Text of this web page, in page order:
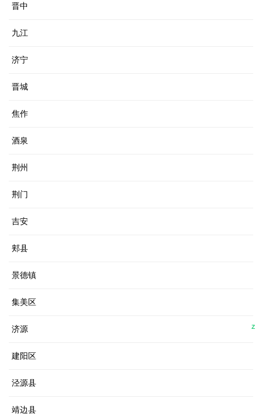
晋中
九江
济宁
晋城
焦作
酒泉
荆州
荆门
吉安
郏县
景德镇
集美区
济源
建阳区
泾源县
靖边县
Z